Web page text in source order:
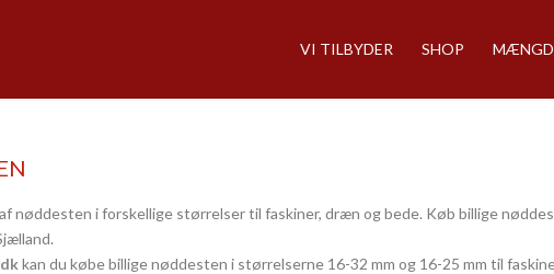
VI TILBYDER SHOP
nøddesten i forskellige størrelser til faskiner, dræn og bede. Køb billige
kan du købe billige nøddesten i størrelserne 16-32 mm og 16-25 mm til